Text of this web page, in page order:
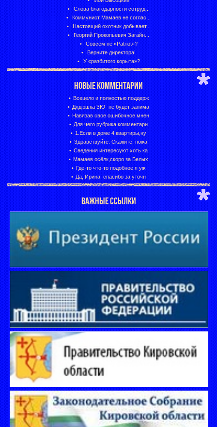
Слова благодарности сотруд...
Коммунист Мамаев не соглас...
Настоящий охотник добывает...
Георгий Прокопьевич Загайн...
Совсем не «Patriot»?
Верните директора!
У «разбитого корыта»?
НОВЫЕ КОММЕНТАРИИ
Всецело и полностью поддерж
Дядюшка ЗЮ -не будет занима
Навязав свое ошибочное мнен
Для чего рубрика комментари
1.Если в доме 4 квартиры,ну
Здравствуйте. Скажите, пожа
Сведения интересуют хоть ка
Мамаев осёлк,скоро за Белых
Где-то что-то подобное я уж
Да, Ирина, спасибо за уточн
ВАЖНЫЕ ССЫЛКИ